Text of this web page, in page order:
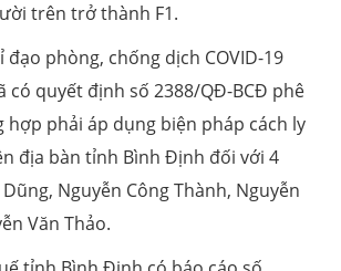
trên trở thành F1.
đạo phòng, chống dịch COVID-19
có quyết định số 2388/QĐ-BCĐ phê
hợp phải áp dụng biện pháp cách ly
địa bàn tỉnh Bình Định đối với 4
Nguyễn Công Thành, Nguyễn
Văn Thảo.